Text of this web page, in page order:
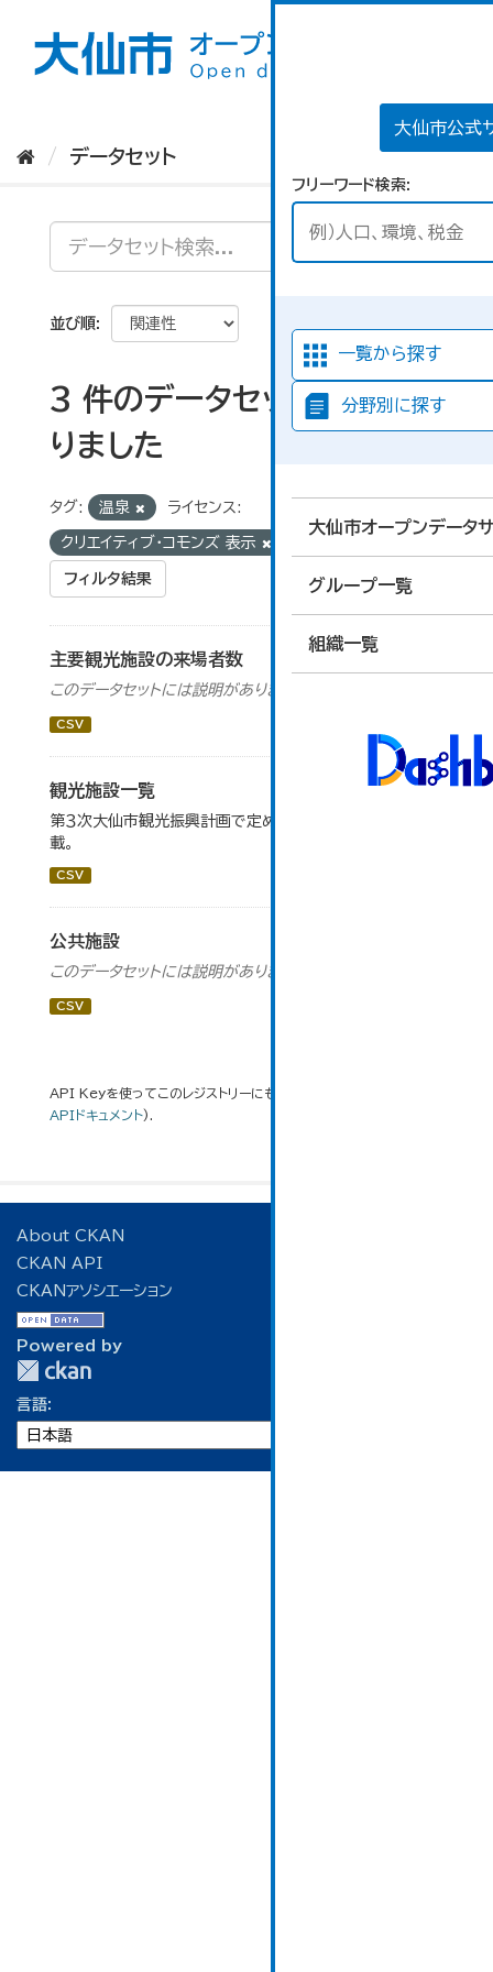
大仙市公式
フリーワード検索
一覧から探す
分野別に探す
大仙市オープンデータ
グループ一覧
組織一覧
データセット
並び順
3 件のデータセットが見つか
りました
タグ: 温泉 ライセンス:
クリエイティブ・コモンズ 表示
フィルタ結果
主要観光施設の来場者数
このデータセットには説明がありません
CSV
観光施設一覧
第３次大仙市観光振興計画で定めた、主要観光施設を掲
載。
CSV
公共施設
このデータセットには説明がありません
CSV
API Keyを使ってこのレジストリーにもアクセス可能です
APIドキュメント).
About CKAN
CKAN API
CKANアソシエーション
Powered by
言語